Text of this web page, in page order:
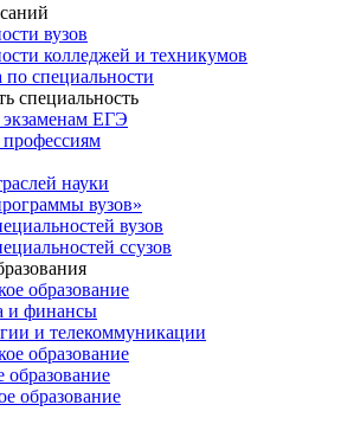
вузов
колледжей и техникумов
по специальности
специальность
ЕГЭ
науки
вузов»
вузов
ссузов
образование
и финансы
и телекоммуникации
образование
образование
образование